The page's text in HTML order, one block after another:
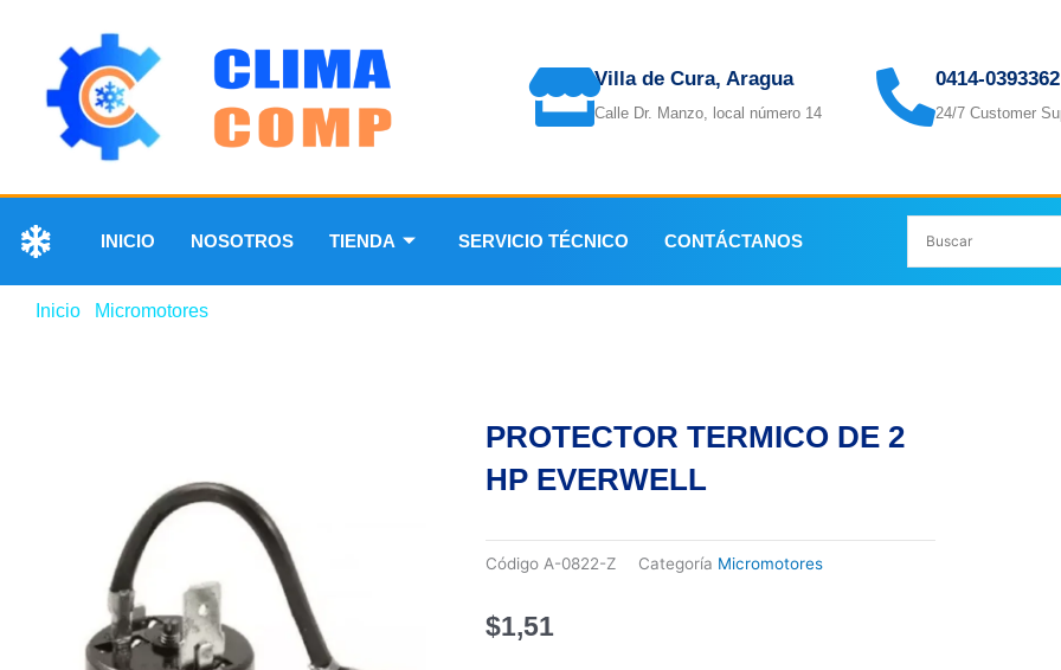
Villa de Cura, Aragua
Calle Dr. Manzo, local número 14
0414-0393362
24/7 Customer
INICIO NOSOTROS TIENDA SERVICIO TÉCNICO CONTÁCTANOS
Inicio Micromotores
PROTECTOR TERMICO DE 2
HP EVERWELL
Código A-0822-Z Categoría Micromotores
$1,51